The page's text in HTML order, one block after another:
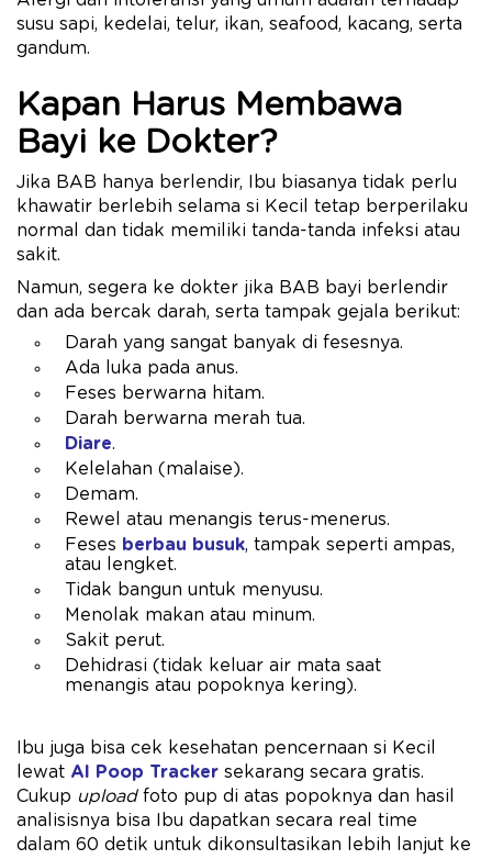
susu sapi, kedelai, telur, ikan, seafood, kacang, serta
gandum.
Kapan Harus Membawa
Bayi ke Dokter?
Jika BAB hanya berlendir, Ibu biasanya tidak perlu
khawatir berlebih selama si Kecil tetap berperilaku
normal dan tidak memiliki tanda-tanda infeksi atau
sakit.
Namun, segera ke dokter jika BAB bayi berlendir
dan ada bercak darah, serta tampak gejala berikut:
Darah yang sangat banyak di fesesnya.
Ada luka pada anus.
Feses berwarna hitam.
Darah berwarna merah tua.
Diare.
Kelelahan (malaise).
Demam.
Rewel atau menangis terus-menerus.
Feses berbau busuk, tampak seperti ampas,
atau lengket.
Tidak bangun untuk menyusu.
Menolak makan atau minum.
Sakit perut.
Dehidrasi (tidak keluar air mata saat
menangis atau popoknya kering).
Ibu juga bisa cek kesehatan pencernaan si Kecil
lewat AI Poop Tracker sekarang secara gratis.
Cukup uploadfoto pup di atas popoknya dan hasil
analisisnya bisa Ibu dapatkan secara real time
dalam 60 detik untuk dikonsultasikan lebih lanjut ke